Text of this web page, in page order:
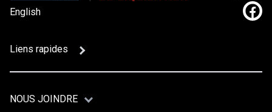
English
Liens rapides
NOUS JOINDRE